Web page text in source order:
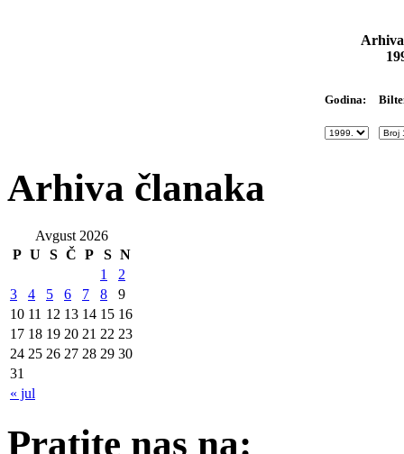
Godina:
Arhiva članaka
Avgust 2026
P U S Č P S N
« jul
1
2
3
4 5 6 7 8
9
10 11 12 13 14 15 16
17 18 19 20 21 22 23
24 25 26 27 28 29 30
31
Pratite nas na: